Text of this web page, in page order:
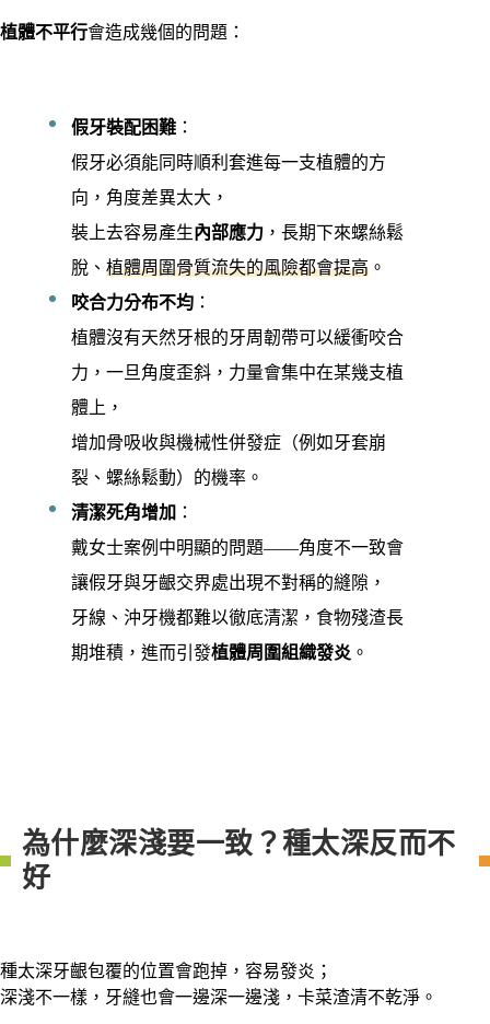
植體不平行會造成幾個的問題：
假牙裝配困難 ：
假牙必須能同時順利套進每一支植體的方
向，角度差異太大，
裝上去容易產生內部應力 ，長期下來螺絲鬆
脫、 植體周圍骨質流失的風險都會提高 。
咬合力分布不均 ：
植體沒有天然牙根的牙周韌帶可以緩衝咬合
力，一旦角度歪斜，力量會集中在某幾支植
體上，
增加骨吸收與機械性併發症（例如牙套崩
裂、螺絲鬆動）的機率。
清潔死角增加 ：
戴女士案例中明顯的問題——角度不一致會
讓假牙與牙齦交界處出現不對稱的縫隙，
牙線、沖牙機都難以徹底清潔，食物殘渣長
期堆積，進而引發植體周圍組織發炎 。
為什麼深淺要一致？種太深反而不
好
種太深牙齦包覆的位置會跑掉，容易發炎；
深淺不一樣，牙縫也會一邊深一邊淺，卡菜渣清不乾淨。